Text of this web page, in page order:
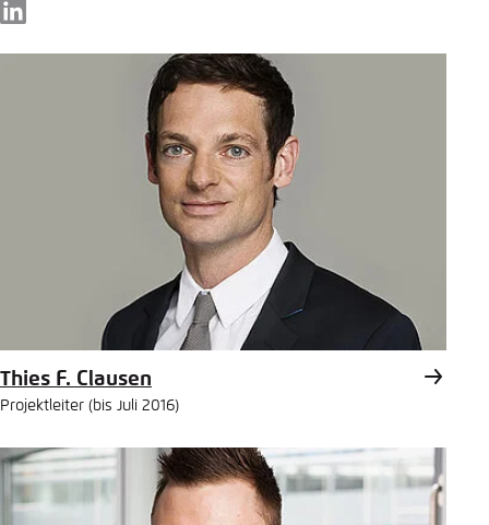
LinkedIn
Thies F. Clausen
Projektleiter (bis Juli 2016)